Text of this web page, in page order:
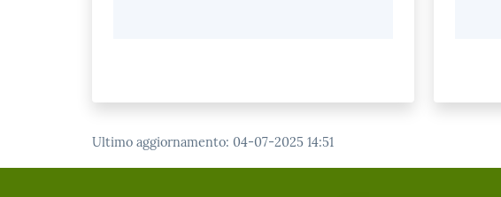
Ultimo aggiornamento: 04-07-2025 14:51